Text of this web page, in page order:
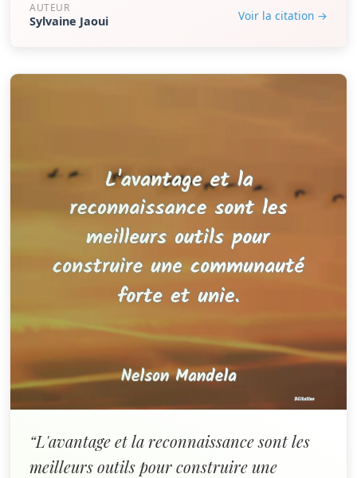
AUTEUR
Sylvaine Jaoui Voir la citation →
“L'avantage et la reconnaissance sont les
meilleurs outils pour construire une